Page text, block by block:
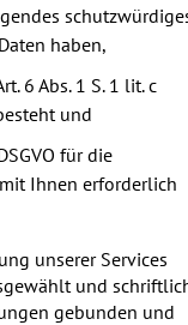
haben,
6 Abs. 1 S. 1 lit. c
und
für die
Ihnen erforderlich
unserer Services
und
gebunden und